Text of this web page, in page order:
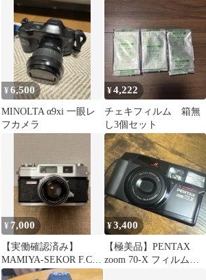
¥6,500
MINOLTA α9xi 一眼レ
フカメラ
¥4,222
チェキフィルム 箱無
し3個セット
¥ 7,000
【実働確認済み】
MAMIYA-SEKOR F.C.
アンティークフィルム
¥3,400
【極美品】PENTAX
zoom 70-X フィルムカ